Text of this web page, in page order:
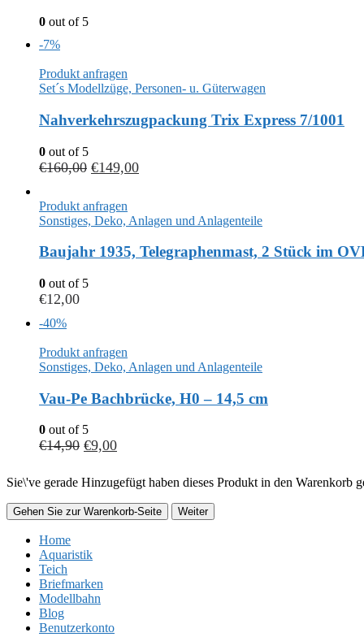
0 out of 5
-7%
Produkt anfragen
Set´s Modellzüge, Personen- u. Güterwagen
Nahverkehrszugpackung Trix Express 7/1001
0 out of 5
€160,00 €149,00
Produkt anfragen
Sonstiges, Deko, Anlagen und Anlagenteile
Baujahr 1935, Telegraphenmast, 2 Stück im
0 out of 5
€12,00
-40%
Produkt anfragen
Sonstiges, Deko, Anlagen und Anlagenteile
Vau-Pe Bachbrücke, H0 – 14,5 cm
0 out of 5
€14,90 €9,00
Sie\'ve gerade Hinzugefügt haben dieses Produkt in den Warenkorb
Gehen Sie zur Warenkorb-Seite Weiter
Home
Aquaristik
Teich
Briefmarken
Modellbahn
Blog
Benutzerkonto